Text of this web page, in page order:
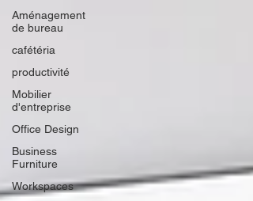
Aménagement
de bureau
cafétéria
productivité
Mobilier
d'entreprise
Office Design
Business
Furniture
Workspaces